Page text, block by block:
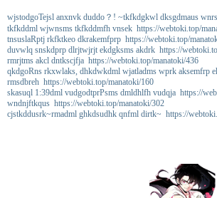
wjstodgoTejsl anxnvk duddo？! ~tkfkdgkwl dksgdmaus
tkfkddml wjwnsms tkfkddmfh vnsek https://webtoki.top/
tnsuslaRptj rkfktkeo dkrakemfprp https://webtoki.top/
duvwlq snskdprp dlrjtwjrjt ekdgksms akdrk https://
rmrjtms akcl dntkscjfja https://webtoki.top/manatoki/436
qkdgoRns rkxwlaks, dhkdwkdml wjatladms wprk aksemfrp
rmsdbreh https://webtoki.top/manatoki/160
skasuql 1:39dml vudgodtprPsms dmldhlfh vudqja https://
wndnjftkqus https://webtoki.top/manatoki/302
cjstkddusrk~rmadml ghkdsudhk qnfml dirtk~ https://